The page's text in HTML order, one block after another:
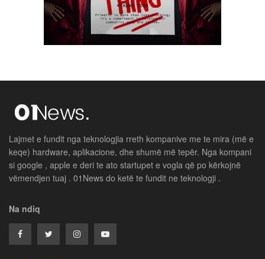
Lajmet e fundit nga teknologjia rreth kompanive me te mira (më e
keqe) hardware, aplikacione, dhe shumë më tepër. Nga kompani
si google , apple e deri te ato startupet e vogla që po kërkojnë
vëmendjen tuaj . 01News do ketë te fundit ne teknologji .
Na ndiq